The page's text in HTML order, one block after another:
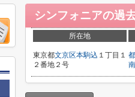
シンフォニアの過
所在地
東京都文京区本駒込 １丁目１
２番地２号